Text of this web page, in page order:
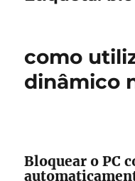
como
dinâmico
Bloquear o PC